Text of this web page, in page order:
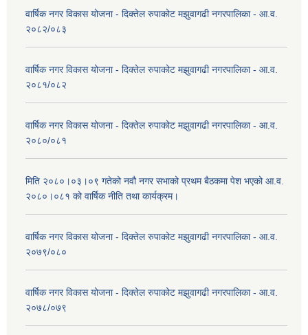
वार्षिक नगर विकास योजना - दिक्तेल रुपाकोट मझुवागढी नगरपालिका - आ.व.
२०८२/०८३
वार्षिक नगर विकास योजना - दिक्तेल रुपाकोट मझुवागढी नगरपालिका - आ.व.
२०८१/०८२
वार्षिक नगर विकास योजना - दिक्तेल रुपाकोट मझुवागढी नगरपालिका - आ.व.
२०८०/०८१
मिति २०८०।०३।०९ गतेको नवौ नगर सभाको प्रथम बैठकमा पेश भएको आ.व.
२०८०।०८१ को वार्षिक नीति तथा कार्यक्रम।
वार्षिक नगर विकास योजना - दिक्तेल रुपाकोट मझुवागढी नगरपालिका - आ.व.
२०७९/०८०
वार्षिक नगर विकास योजना - दिक्तेल रुपाकोट मझुवागढी नगरपालिका - आ.व.
२०७८/०७९